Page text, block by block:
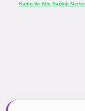
Kadın Ve Aile Sağlığı